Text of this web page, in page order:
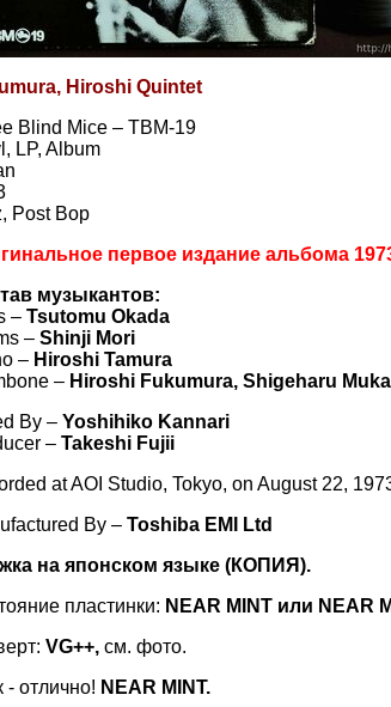
Hiroshi Quintet
Blind Mice – TBM-19
LP, Album
Post Bop
первое издание альбома
музыкантов:
–Tsutomu Okada
–Shinji Mori
– Hiroshi Tamura
– Hiroshi Fukumura, Shigeharu
By –Yoshihiko Kannari
–Takeshi Fujii
at AOI Studio, Tokyo, on August 22,
By –Toshiba EMI Ltd
на японском языке (КОПИЯ).
пластинки: NEAR MINT или NEAR
VG++, см. фото.
- отлично! NEAR MINT.